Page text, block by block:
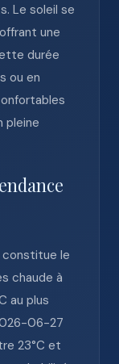
Le soleil se
une
durée
ou en
pleine
constitue le
chaude à
au plus
06-27
23°C et